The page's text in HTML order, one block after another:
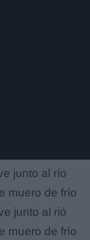
junto al río
muero de frío
junto al rió
muero de frío